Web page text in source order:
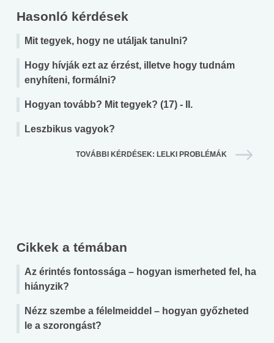
Hasonló kérdések
Mit tegyek, hogy ne utáljak tanulni?
Hogy hívják ezt az érzést, illetve hogy tudnám
enyhíteni, formálni?
Hogyan tovább? Mit tegyek? (17) - II.
Leszbikus vagyok?
TOVÁBBI KÉRDÉSEK: LELKI PROBLÉMÁK
Cikkek a témában
Az érintés fontossága – hogyan ismerheted fel, ha
hiányzik?
Nézz szembe a félelmeiddel – hogyan győzheted
le a szorongást?